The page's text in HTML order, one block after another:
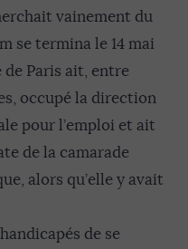
vainement du
se termina le 14 mai
Paris ait, entre
occupé la direction
pour l’emploi et ait
de la camarade
alors qu’elle y avait
de se